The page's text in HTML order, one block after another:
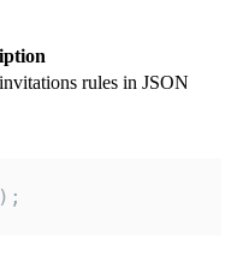
rules in JSON